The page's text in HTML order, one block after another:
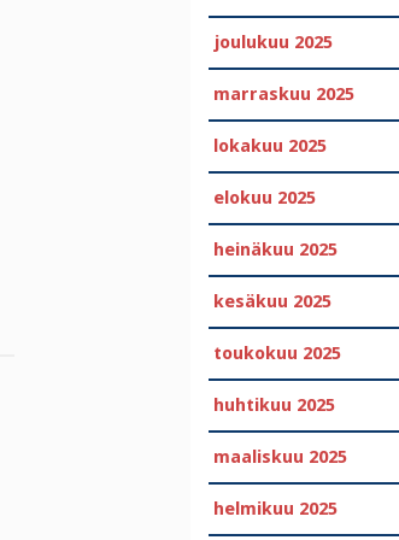
joulukuu 2025
marraskuu 2025
lokakuu 2025
elokuu 2025
heinäkuu 2025
kesäkuu 2025
toukokuu 2025
huhtikuu 2025
maaliskuu 2025
helmikuu 2025